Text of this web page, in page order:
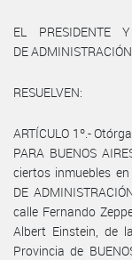
EL PRESIDENTE
DE
RESUELVEN:
ARTÍCULO 1º.-
PARA BUENOS
ciertos inmuebles
DE
calle Fernando
Albert Einstein, de
Provincia de